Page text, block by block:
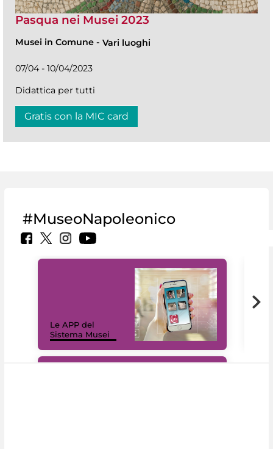
Pasqua nei Musei 2023
Musei in Comune - Vari luoghi
07/04 - 10/04/2023
Didattica per tutti
Gratis con la MIC card
#MuseoNapoleonico
Le APP del
Sistema Musei